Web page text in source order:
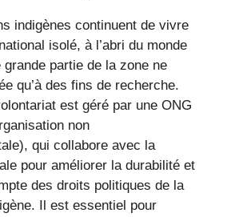
indigènes continuent de vivre
isolé, à l’abri du monde
grande partie de la zone ne
qu’à des fins de recherche.
est géré par une ONG
non
qui collabore avec la
pour améliorer la durabilité et
des droits politiques de la
Il est essentiel pour